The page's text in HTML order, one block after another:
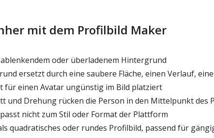
mit dem Profilbild Maker
oder überladenem Hintergrund
ersetzt durch eine saubere Fläche, einen Verlauf,
für einen Avatar ungünstig im Bild platziert
und Drehung rücken die Person in den Mittelpunkt des
nicht zum Stil oder Format der Plattform
quadratisches oder rundes Profilbild, passend für